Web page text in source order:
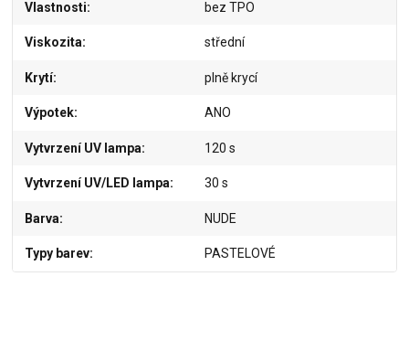
Vlastnosti bez TPO
Viskozita střední
Krytí plně krycí
Výpotek ANO
Vytvrzení UV lampa 120 s
Vytvrzení UV/LED lampa 30 s
Barva NUDE
Typy barev PASTELOVÉ